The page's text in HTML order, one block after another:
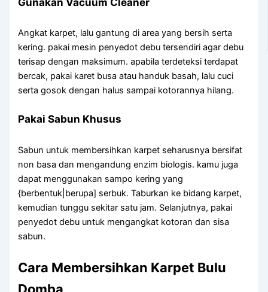
Angkat karpet, lalu gantung di area yang bersih serta
kering. pakai mesin penyedot debu tersendiri agar debu
terisap dengan maksimum. apabila terdeteksi terdapat
bercak, pakai karet busa atau handuk basah, lalu cuci
serta gosok dengan halus sampai kotorannya hilang.
Pakai Sabun Khusus
Sabun untuk membersihkan karpet seharusnya bersifat
non basa dan mengandung enzim biologis. kamu juga
dapat menggunakan sampo kering yang
{berbentuk|berupa] serbuk. Taburkan ke bidang karpet,
kemudian tunggu sekitar satu jam. Selanjutnya, pakai
penyedot debu untuk mengangkat kotoran dan sisa
sabun.
Cara Membersihkan Karpet Bulu
Domba